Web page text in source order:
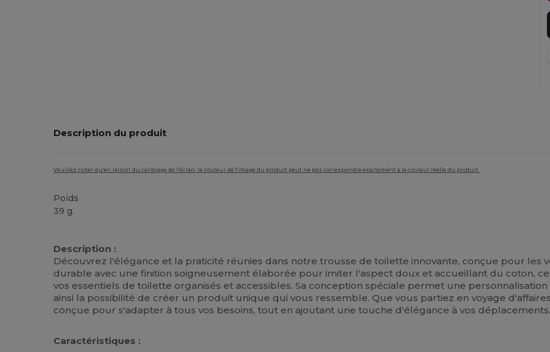
Description du produit
Veuillez noter qu'en raison du calibrage de l'écran, la couleur de l'image du produit peut ne pas correspondre exactement à la couleur réelle du produit.
Poids
39 g.
Description :
Découvrez l'élégance et la praticité réunies dans notre trousse de toilette innovante, conçue pour les
durable avec une finition soigneusement élaborée pour imiter l'aspect doux et accueillant du coton,
vos essentiels de toilette organisés et accessibles. Sa conception spéciale permet une
ainsi la possibilité de créer un produit unique qui vous ressemble. Que vous partiez en voyage
conçue pour s'adapter à tous vos besoins, tout en ajoutant une touche d'élégance à vos
Caractéristiques :